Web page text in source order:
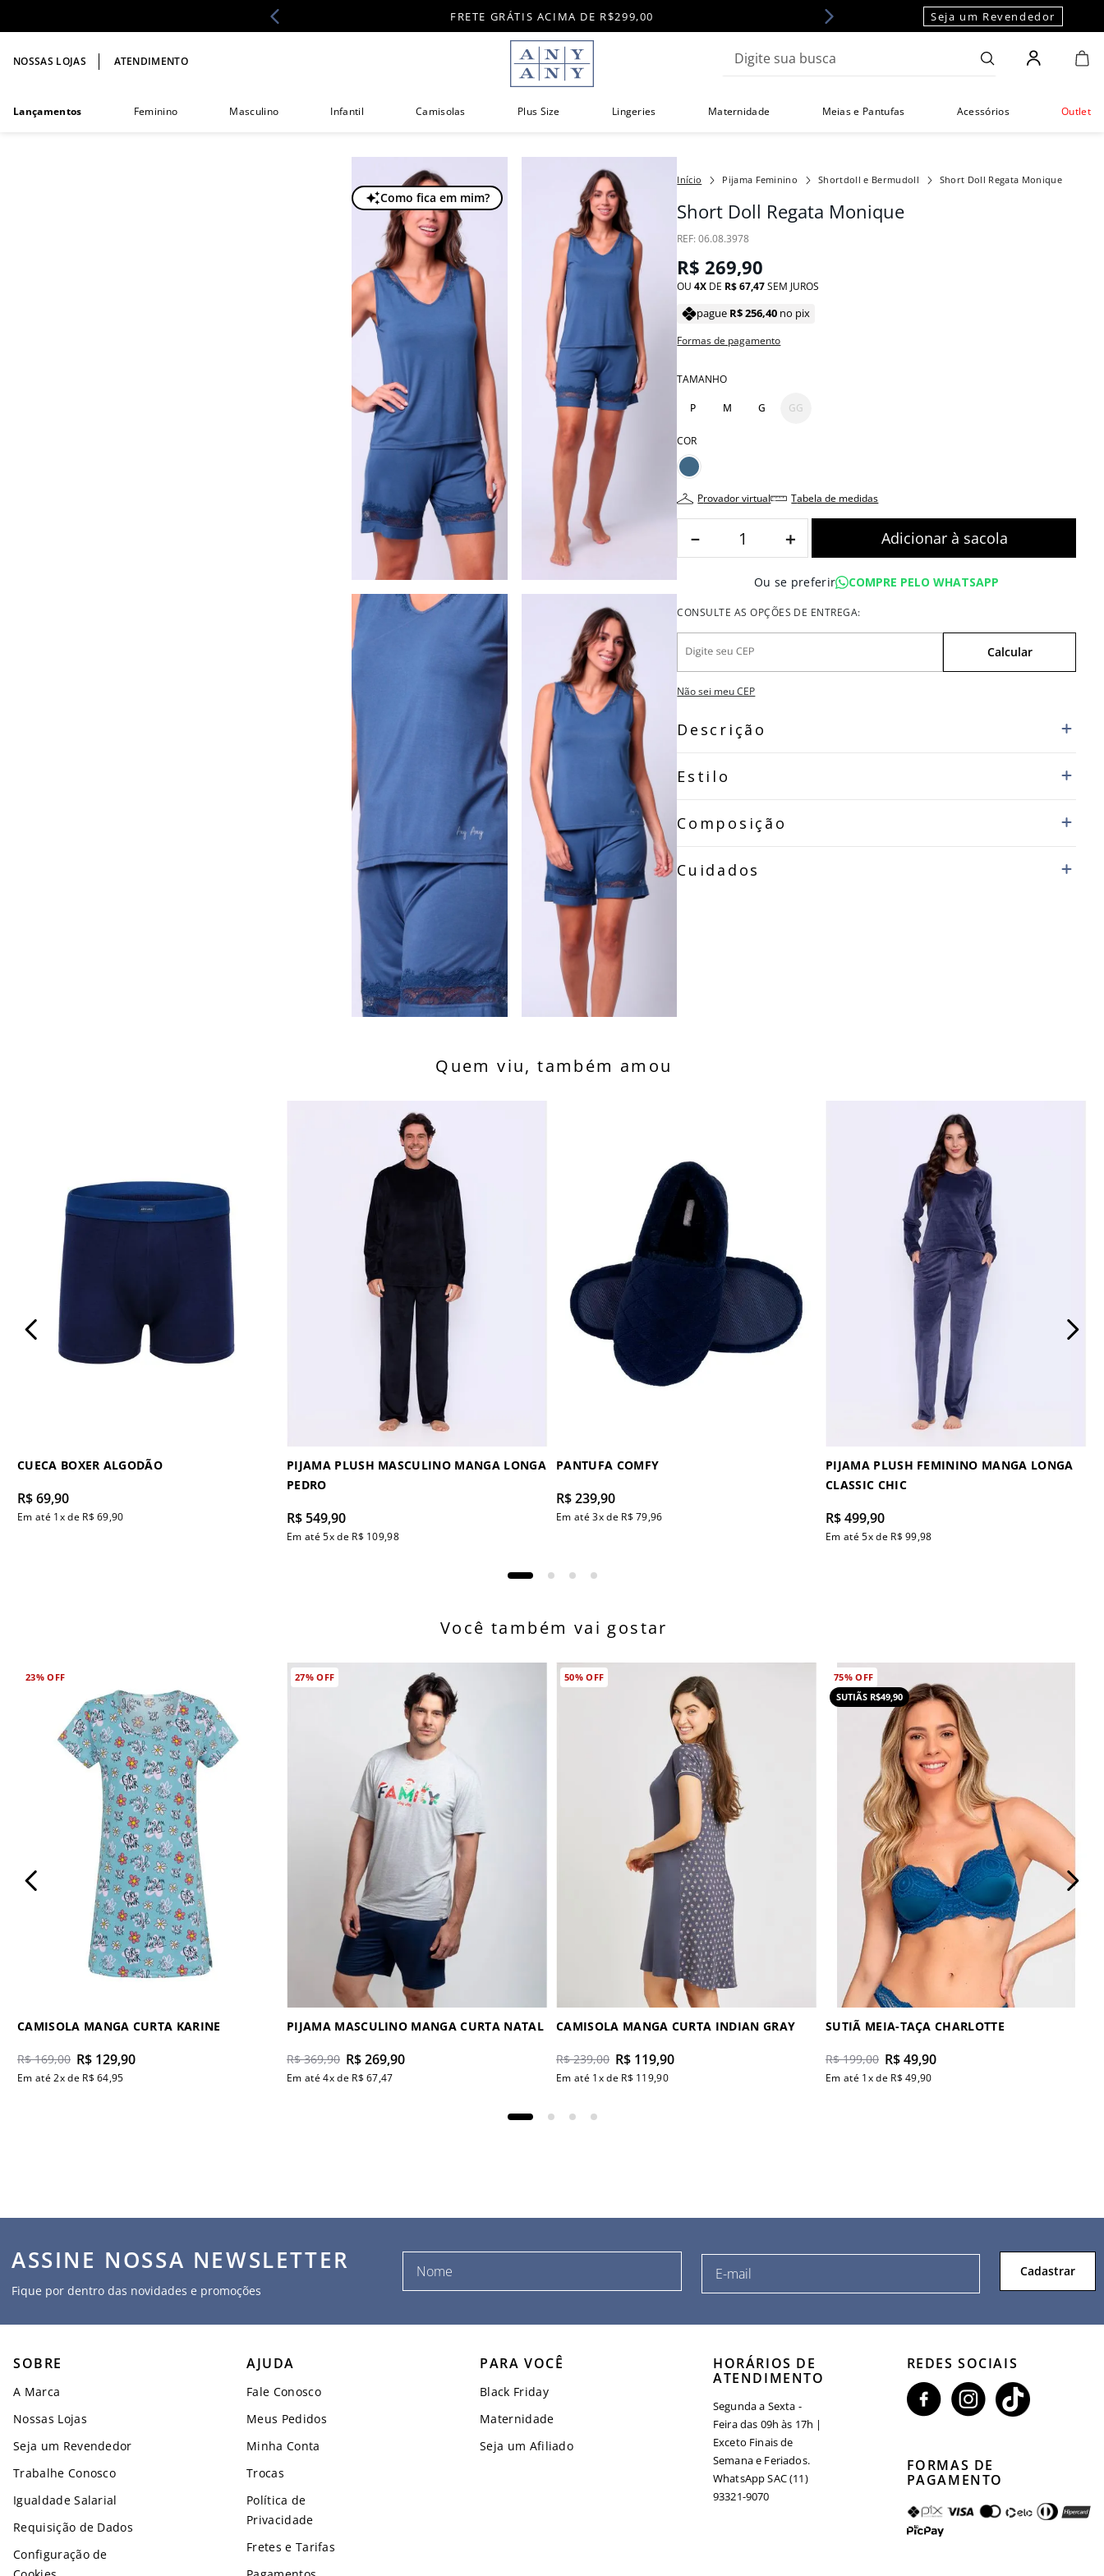
FRETE GRÁTIS ACIMA DE R$299,00 Seja um Revendedor
NOSSAS LOJAS ATENDIMENTO
Lançamentos Feminino Masculino Infantil Camisolas Plus Size Lingeries Maternidade Meias e Pantufas Acessórios Outlet
Como fica em mim?
Pijama Feminino Shortdoll e Bermudoll Short Doll Regata Monique
Short Doll Regata Monique
:06.08.3978
R$ 269,90
OU4 DE R$67,47SEM JUROS
pague R$256,40 no pix
Formas de pagamento
TAMANHO
P M G GG
COR
provador virtual tabela de medidas
＋
－
Ou se preferir COMPRE PELO WHATSAPP
Não sei meu CEP
Descrição
Estilo
Composição
Cuidados
Quem viu, também amou
CUECA BOXER ALGODÃO
R$69,90
Em até 1x de R$ 69,90
PIJAMA PLUSH MASCULINO MANGA LONGA
PEDRO
R$549,90
Em até5x de R$ 109,98
PANTUFA COMFY
R$239,90
Em até3x de R$ 79,96
PIJAMA PLUSH FEMININO MANGA LONGA
CLASSIC CHIC
R$499,90
Em até5x de R$ 99,98
Você também vai gostar
23%OFF
CAMISOLA MANGA CURTA KARINE
R$ 169,00 R$ 129,90
Em até2x de R$ 64,95
27%OFF
PIJAMA MASCULINO MANGA CURTA NATAL
R$ 369,90 R$269,90
Em até4x de R$ 67,47
50%OFF
CAMISOLA MANGA CURTA INDIAN GRAY
R$ 239,00 R$ 119,90
Em até 1x de R$ 119,90
75%OFF
SUTIÃS R$49,90
SUTIÃ MEIA-TAÇA CHARLOTTE
R$ 199,00 R$49,90
Em até 1x de R$ 49,90
ASSINE NOSSA NEWSLETTER
Fique por dentro das novidades e promoções
Cadastrar
SOBRE
A Marca
Nossas Lojas
Seja um Revendedor
Trabalhe Conosco
Igualdade Salarial
Requisição de Dados
Configuração de
AJUDA
Fale Conosco
Meus Pedidos
Minha Conta
Trocas
Política de
Privacidade
Fretes e Tarifas
PARA VOCÊ
Black Friday
Maternidade
Seja um Afiliado
HORÁRIOS DE
ATENDIMENTO
Segunda a Sexta -
Feira das 09h às 17h |
Exceto Finais de
Semana e Feriados.
WhatsApp SAC (11)
93321-9070
REDES SOCIAIS
FORMAS DE
PAGAMENTO